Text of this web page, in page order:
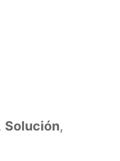
, Solución,